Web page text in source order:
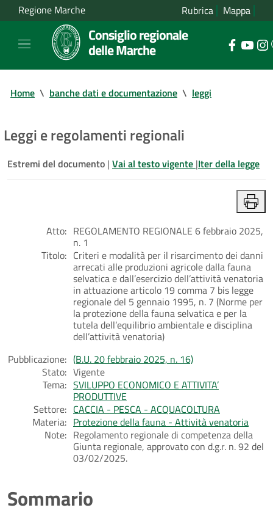
Regione Marche Rubrica Mappa
Consiglio regionale
delle Marche
Home \ banche dati e documentazione \ leggi
Leggi e regolamenti regionali
Estremi del documento | Vai al testo vigente |Iter della legge
Atto: REGOLAMENTO REGIONALE 6 febbraio 2025,
n. 1
Titolo: Criteri e modalità per il risarcimento dei danni
arrecati alle produzioni agricole dalla fauna
selvatica e dall’esercizio dell’attività venatoria
in attuazione articolo 19 comma 7 bis legge
regionale del 5 gennaio 1995, n. 7 (Norme per
la protezione della fauna selvatica e per la
tutela dell’equilibrio ambientale e disciplina
dell’attività venatoria)
Pubblicazione: (B.U. 20 febbraio 2025, n. 16)
Stato: Vigente
Tema: SVILUPPO ECONOMICO E ATTIVITA’
PRODUTTIVE
Settore: CACCIA - PESCA - ACQUACOLTURA
Materia: Protezione della fauna - Attività venatoria
Note: Regolamento regionale di competenza della
Giunta regionale, approvato con d.g.r. n. 92 del
03/02/2025.
Sommario